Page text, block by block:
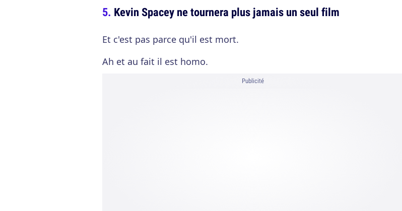
Kevin Spacey ne tournera plus jamais un seul film
Et c'est pas parce qu'il est mort.
Ah et au fait il est homo.
Publicité